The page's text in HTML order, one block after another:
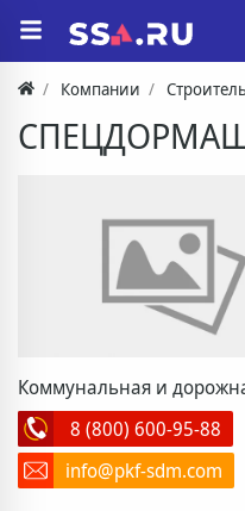
Компании
Коммунальная и
8 (800) 600-95-88
info@pkf-sdm.com